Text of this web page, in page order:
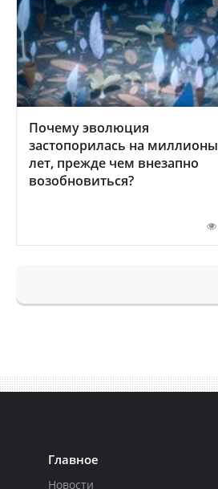
Почему эволюция
застопорилась на миллионы
лет, прежде чем внезапно
возобновиться?
Главное
Новости